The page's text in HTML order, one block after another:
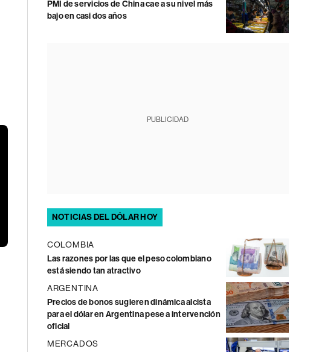
PMI de servicios de China cae a su nivel más
bajo en casi dos años
PUBLICIDAD
NOTICIAS DEL DÓLAR HOY
COLOMBIA
Las razones por las que el peso colombiano
está siendo tan atractivo
ARGENTINA
Precios de bonos sugieren dinámica alcista
para el dólar en Argentina pese a intervención
oficial
MERCADOS